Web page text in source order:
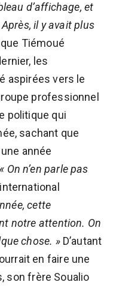
d’affichage, et
il y avait plus
Tiémoué
les
aspirées vers le
professionnel
politique qui
sachant que
année
« On n’en parle pas
cette
notre attention. On
chose. »D’autant
en faire une
son frère Soualio